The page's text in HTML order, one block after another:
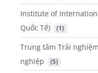
Institute of
Quốc Tế)
(1)
Trung tâm Trải
nghiệp
(5)